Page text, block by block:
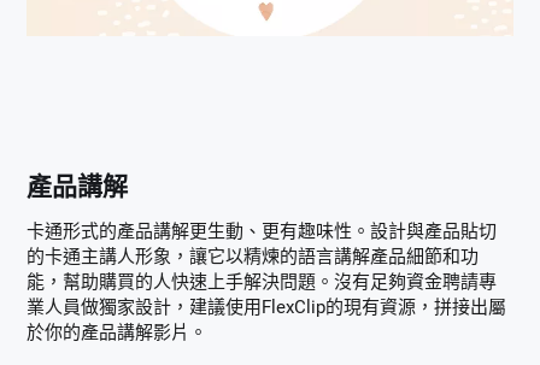
產品講解
卡通形式的產品講解更生動、更有趣味性。設計與產品貼切
的卡通主講人形象，讓它以精煉的語言講解產品細節和功
能，幫助購買的人快速上手解決問題。沒有足夠資金聘請專
業人員做獨家設計，建議使用FlexClip的現有資源，拼接出屬
於你的產品講解影片。